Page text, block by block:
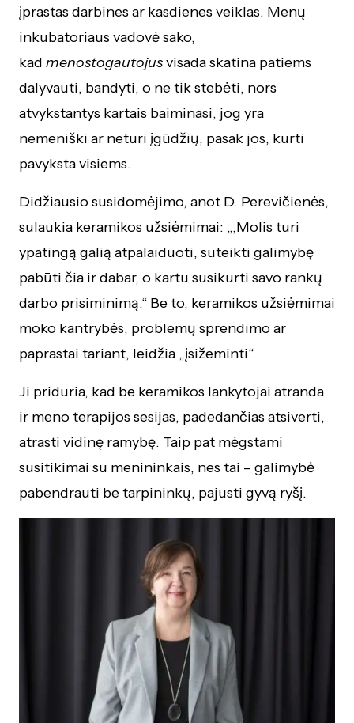
įprastas darbines ar kasdienes veiklas. Menų
inkubatoriaus vadovė sako,
kad menostogautojusvisada skatina patiems
dalyvauti, bandyti, o ne tik stebėti, nors
atvykstantys kartais baiminasi, jog yra
nemeniški ar neturi įgūdžių, pasak jos, kurti
pavyksta visiems.
Didžiausio susidomėjimo, anot D. Perevičienės,
sulaukia keramikos užsiėmimai: „,Molis turi
ypatingą galią atpalaiduoti, suteikti galimybę
pabūti čia ir dabar, o kartu susikurti savo rankų
darbo prisiminimą.“ Be to, keramikos užsiėmimai
moko kantrybės, problemų sprendimo ar
paprastai tariant, leidžia „įsižeminti“.
Ji priduria, kad be keramikos lankytojai atranda
ir meno terapijos sesijas, padedančias atsiverti,
atrasti vidinę ramybę. Taip pat mėgstami
susitikimai su menininkais, nes tai – galimybė
pabendrauti be tarpininkų, pajusti gyvą ryšį.